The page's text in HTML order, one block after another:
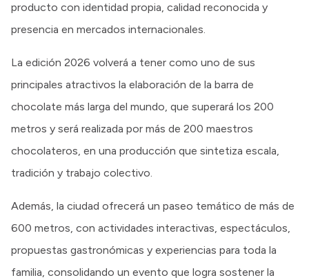
producto con identidad propia, calidad reconocida y
presencia en mercados internacionales.
La edición 2026 volverá a tener como uno de sus
principales atractivos la elaboración de la barra de
chocolate más larga del mundo, que superará los 200
metros y será realizada por más de 200 maestros
chocolateros, en una producción que sintetiza escala,
tradición y trabajo colectivo.
Además, la ciudad ofrecerá un paseo temático de más de
600 metros, con actividades interactivas, espectáculos,
propuestas gastronómicas y experiencias para toda la
familia, consolidando un evento que logra sostener la